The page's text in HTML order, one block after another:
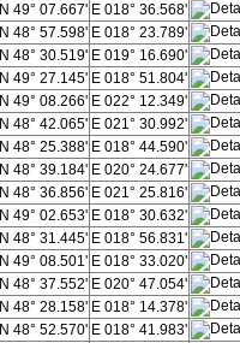
N 49° 07.667' E 018° 36.568'
N 48° 57.598' E 018° 23.789'
N 48° 30.519' E 019° 16.690'
N 49° 27.145' E 018° 51.804'
N 49° 08.266' E 022° 12.349'
N 48° 42.065' E 021° 30.992'
N 48° 25.388' E 018° 44.590'
N 48° 39.184' E 020° 24.677'
N 48° 36.856' E 021° 25.816'
N 49° 02.653' E 018° 30.632'
N 48° 31.445' E 018° 56.831'
N 49° 08.501' E 018° 33.020'
N 48° 37.552' E 020° 47.054'
N 48° 28.158' E 018° 14.378'
N 48° 52.570' E 018° 41.983'